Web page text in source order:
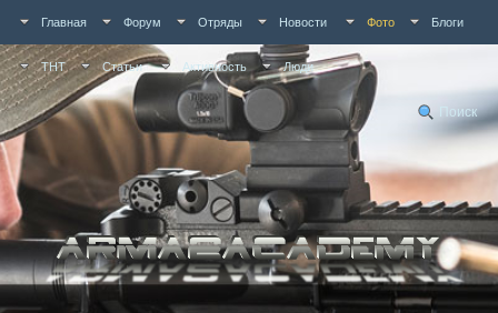
Главная Форум Отряды Новости Фото Блоги
ТНТ Статьи Активность Люди
Поиск